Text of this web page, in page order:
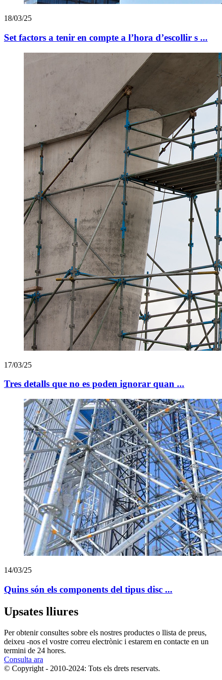
18/03/25
Set factors a tenir en compte a l’hora d’escollir s ...
17/03/25
Tres detalls que no es poden ignorar quan ...
14/03/25
Quins són els components del tipus disc ...
Upsates lliures
Per obtenir consultes sobre els nostres productes o llista de preus,
deixeu -nos el vostre correu electrònic i estarem en contacte en un
termini de 24 hores.
Consulta ara
© Copyright - 2010-2024: Tots els drets reservats.